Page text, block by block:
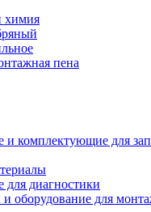
химия
пена
и комплектующие для
для диагностики
оборудование для